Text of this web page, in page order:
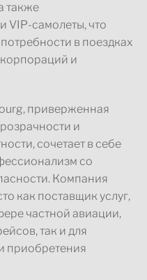
также
VIP-самолеты, что
в поездках
корпораций и
приверженная
и
сочетает в себе
со
Компания
как поставщик услуг,
частной авиации,
так и для
приобретения